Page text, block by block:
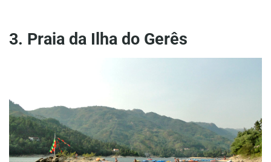
3. Praia da Ilha do Gerês